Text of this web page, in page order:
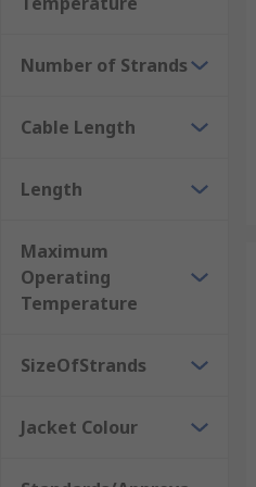
Number of Strands
Cable Length
Length
Maximum
Operating
Temperature
SizeOfStrands
Jacket Colour